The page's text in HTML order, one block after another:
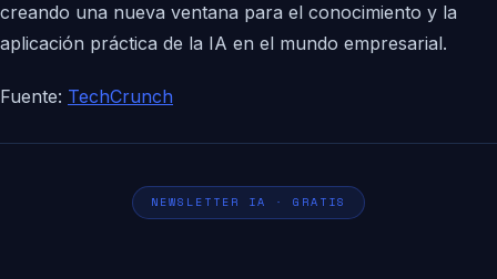
creando una nueva ventana para el conocimiento y la
aplicación práctica de la IA en el mundo empresarial.
Fuente: TechCrunch
NEWSLETTER IA · GRATIS